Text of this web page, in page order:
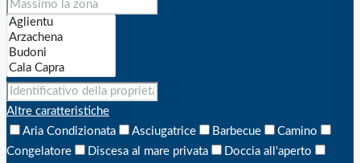
Altre caratteristiche
Aria Condizionata
Asciugatrice Barbecue
Camino
Congelatore
Discesa al mare privata
Doccia all'aperto